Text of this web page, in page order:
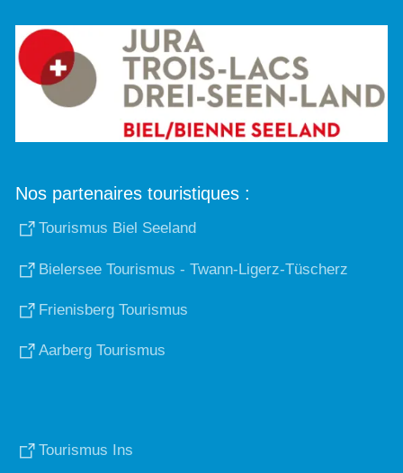
Nos partenaires touristiques :
Tourismus Biel Seeland
Bielersee Tourismus - Twann-Ligerz-Tüscherz
Frienisberg Tourismus
Aarberg Tourismus
Tourismus Ins